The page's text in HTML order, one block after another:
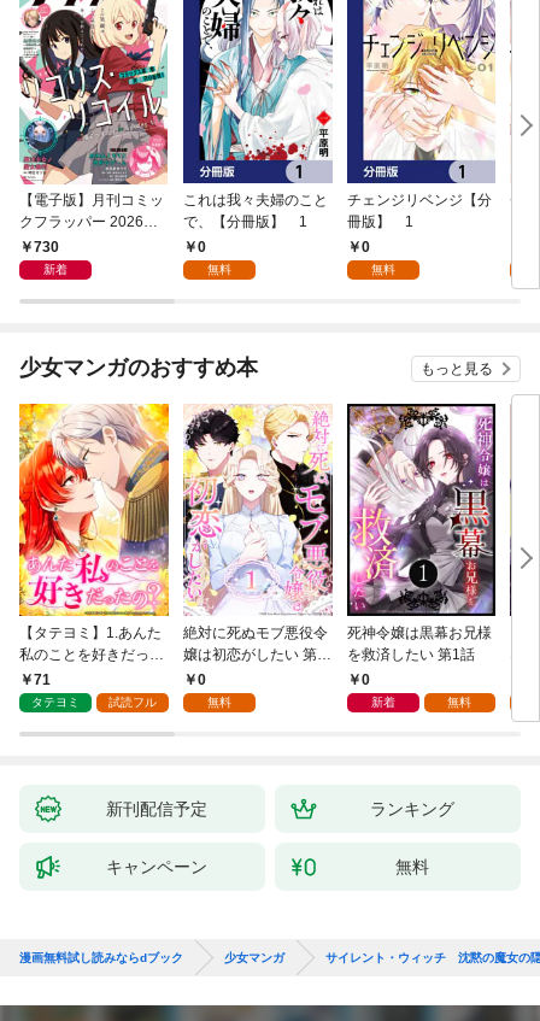
【電子版】月刊コミッ
クフラッパー 2026年9
月号730
新着
これは我々夫婦のこと
で、【分冊版】 1
0
無料
チェンジリベンジ【分
冊版】 1
0
無料
チ
少女マンガのおすすめ本 もっと見る
【タテヨミ】1.あんた
私のことを好きだった
の？
71
タテヨミ 試読フル
絶対に死ぬモブ悪役令
嬢は初恋がしたい 第1
話0
無料
死神令嬢は黒幕お兄様
を救済したい 第1話
0
新着 無料
な
新刊配信予定 ランキング
キャンペーン 無料
漫画無料試し読みならdブック 少女マンガ サイレント・ウィッチ 沈黙の魔女の